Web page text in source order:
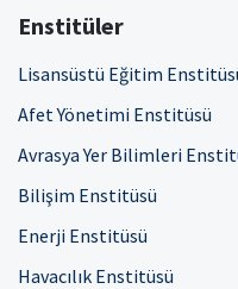
Enstitüler
Lisansüstü Eğitim
Afet Yönetimi Enstitüsü
Avrasya Yer Bilimleri
Bilişim Enstitüsü
Enerji Enstitüsü
Havacılık Enstitüsü